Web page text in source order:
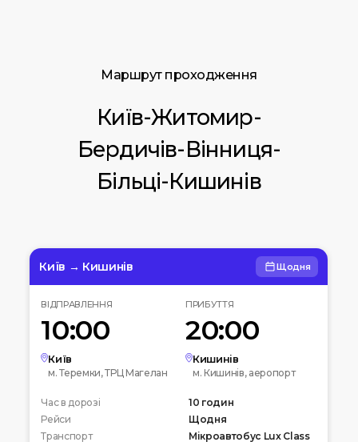
Маршрут проходження
Київ-Житомир-
Бердичів-Вінниця-
Більці-Кишинів
Київ → Кишинів Щодня
ВІДПРАВЛЕННЯ
10:00
Київ
м. Теремки, ТРЦ Магелан
ПРИБУТТЯ
20:00
Кишинів
м. Кишинів, аеропорт
Транспорт Мікроавтобус Lux Class
Час в дорозі
10 годин
Рейси
Щодня